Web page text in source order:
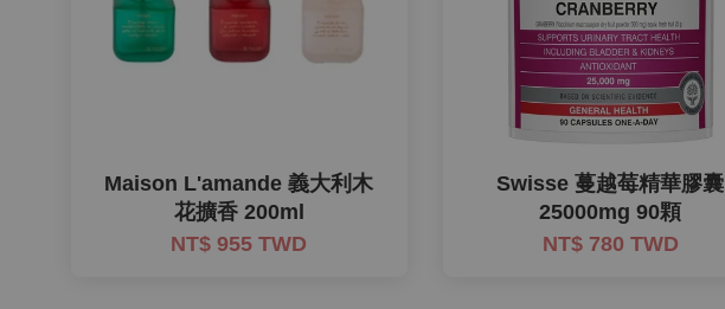
Maison L'amande 義大利木
花擴香 200ml
NT$ 955 TWD
Swisse 蔓越莓精華膠囊
25000mg 90顆
NT$ 780 TWD